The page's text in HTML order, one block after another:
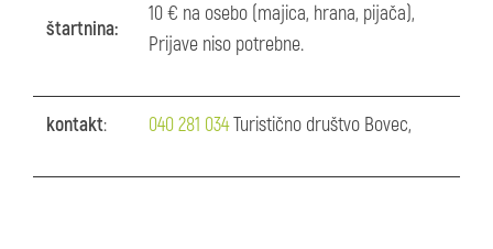
štartnina:
10 € na osebo (majica, hrana, pijača),
Prijave niso potrebne.
kontakt: 040 281 034Turistično društvo Bovec,